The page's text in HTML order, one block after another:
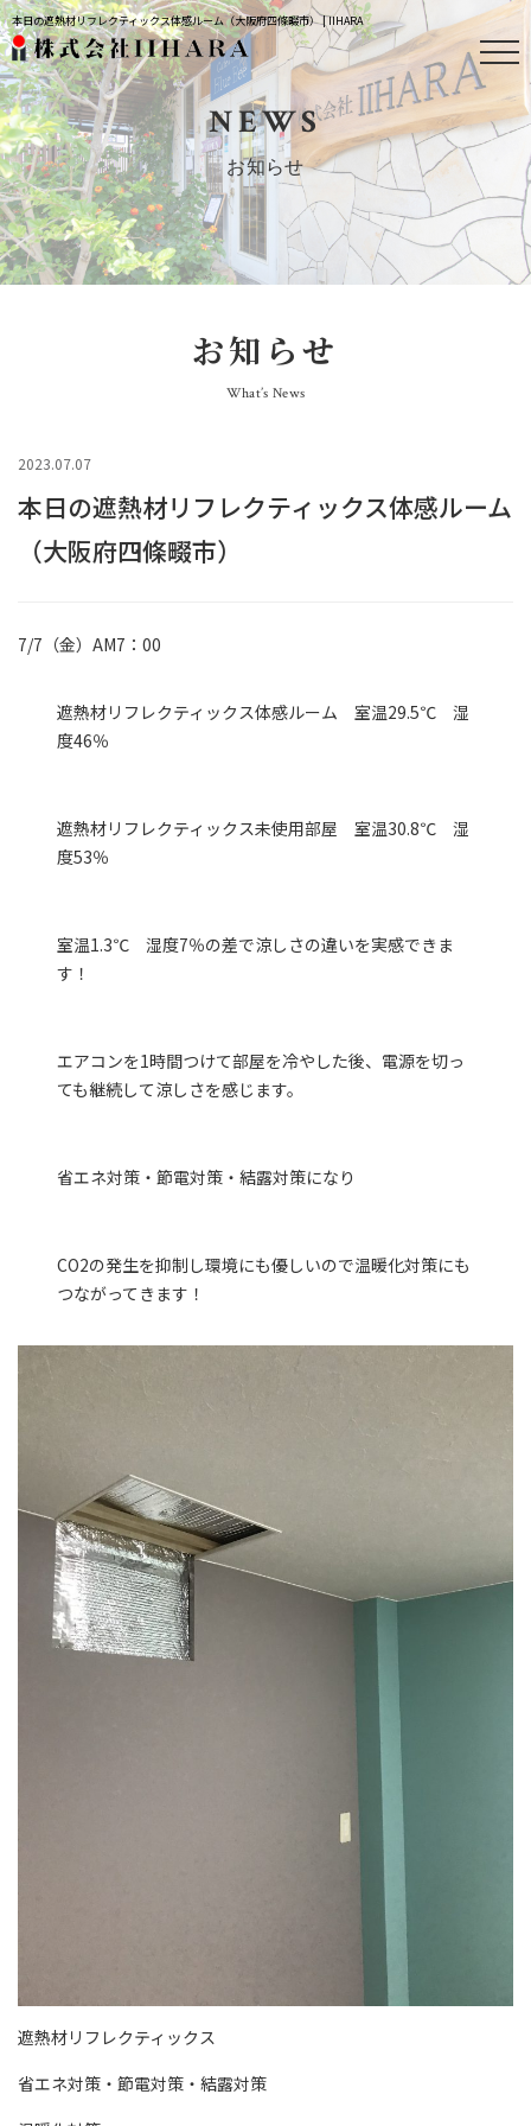
本日の遮熱材リフレクティックス体感ルーム（大阪府四條畷市） | IIHARA
NEWS
お知らせ
お知らせ
What’s News
2023.07.07
本日の遮熱材リフレクティックス体感ルーム
（大阪府四條畷市）
7/7（金）AM7：00
遮熱材リフレクティックス体感ルーム 室温29.5℃ 湿
度46％
遮熱材リフレクティックス未使用部屋 室温30.8℃ 湿
度53％
室温1.3℃ 湿度7％の差で涼しさの違いを実感できま
す！
エアコンを1時間つけて部屋を冷やした後、電源を切っ
ても継続して涼しさを感じます。
省エネ対策・節電対策・結露対策になり
CO2の発生を抑制し環境にも優しいので温暖化対策にも
つながってきます！
遮熱材リフレクティックス
省エネ対策・節電対策・結露対策